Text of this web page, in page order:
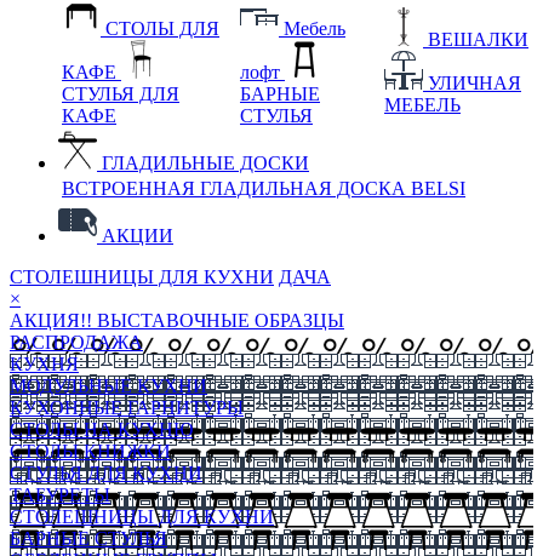
СТОЛЫ ДЛЯ
КАФЕ
СТУЛЬЯ ДЛЯ
КАФЕ
Мебель
лофт
БАРНЫЕ
СТУЛЬЯ
ВЕШАЛКИ
УЛИЧНАЯ
МЕБЕЛЬ
ГЛАДИЛЬНЫЕ ДОСКИ
ВСТРОЕННАЯ ГЛАДИЛЬНАЯ ДОСКА BELSI
АКЦИИ
СТОЛЕШНИЦЫ ДЛЯ КУХНИ ДАЧА
×
АКЦИЯ!! ВЫСТАВОЧНЫЕ ОБРАЗЦЫ
РАСПРОДАЖА
КУХНЯ
МОДУЛЬНЫЕ КУХНИ
КУХОННЫЕ ГАРНИТУРЫ
СТОЛЫ НА КУХНЮ
СТОЛЫ КНИЖКИ
СТУЛЬЯ ДЛЯ КУХНИ
ТАБУРЕТЫ
СТОЛЕШНИЦЫ ДЛЯ КУХНИ
БАРНЫЕ СТУЛЬЯ